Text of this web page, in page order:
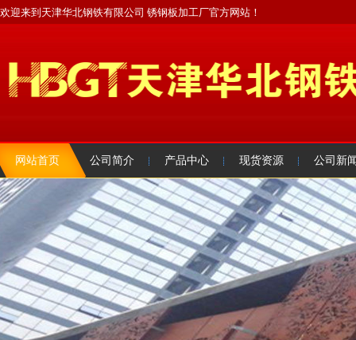
欢迎来到天津华北钢铁有限公司 锈钢板加工厂官方网站！
网站首页 公司简介 产品中心 现货资源 公司新